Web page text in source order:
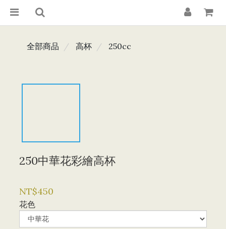
全部商品 高杯 250cc
250中華花彩繪高杯
NT$450
花色